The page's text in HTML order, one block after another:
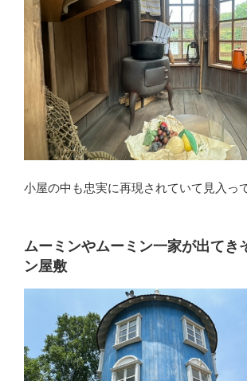
小屋の中も忠実に再現されていて見入っ
ムーミンやムーミン一家が出てき
ン屋敷